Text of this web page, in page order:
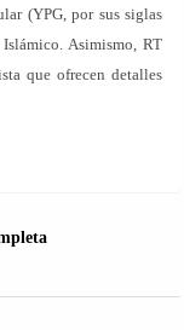
(YPG, por sus siglas
Asimismo, RT
que ofrecen detalles